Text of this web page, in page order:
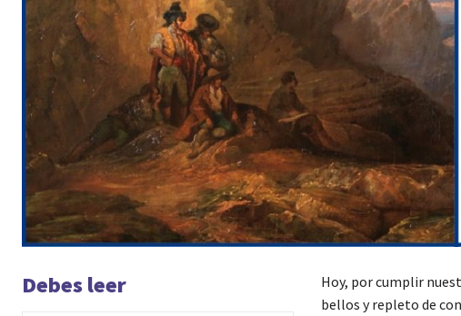
Debes leer
Hoy, por cumplir
bellos y repleto de